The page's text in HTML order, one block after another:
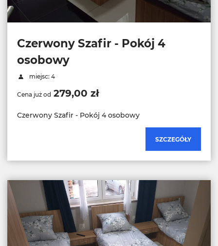
Czerwony Szafir - Pokój 4
osobowy
miejsc: 4
Cena już od 279,00 zł
Czerwony Szafir - Pokój 4 osobowy
SZCZEGÓŁY